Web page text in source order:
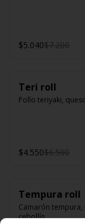
$5.040$7.200
Teri roll
Pollo teriyaki,
$4.550$6.500
Tempura roll
Camarón tempura,
cebollín